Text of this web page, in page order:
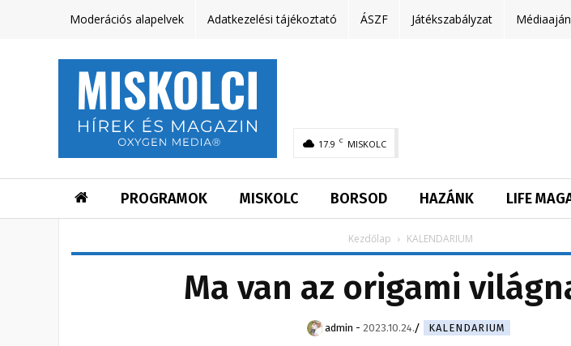
Moderációs alapelvek Adatkezelési tájékoztató ÁSZF Játékszabályzat
17.9 C MISKOLC
PROGRAMOK MISKOLC BORSOD HAZÁNK LIFE
Kezdőlap KALENDARIUM
Ma van az origami
admin - 2023.10.24. KALENDARIUM